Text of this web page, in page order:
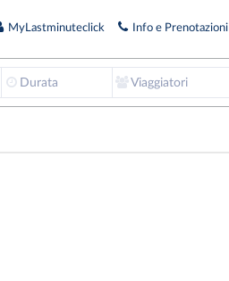
MyLastminuteclick Info e Prenotazioni
Durata Viaggiatori